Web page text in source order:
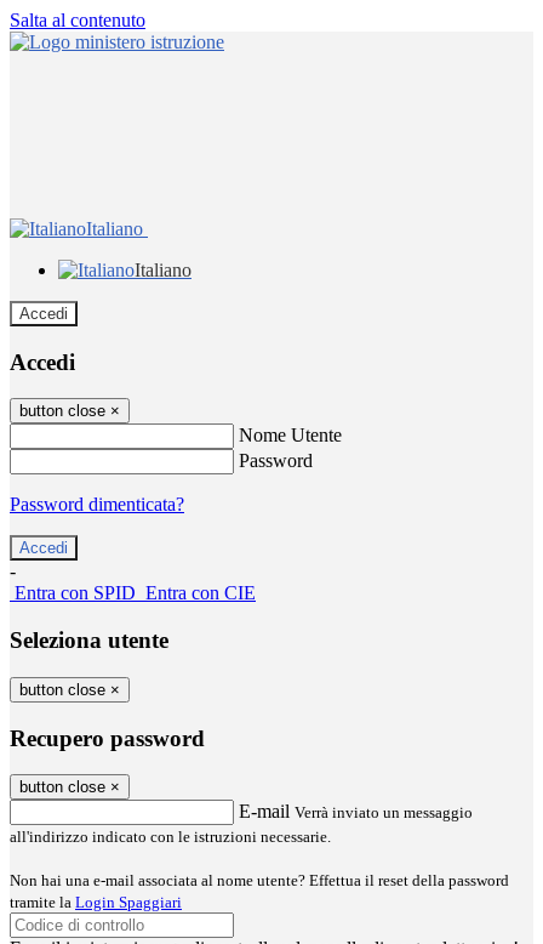
Salta al contenuto
Italiano
Italiano
Accedi
Accedi
button close ×
Nome Utente
Password
Password dimenticata?
-
Entra con SPID Entra con CIE
Seleziona utente
button close ×
Recupero password
button close ×
E-mail Verrà inviato un messaggio
all'indirizzo indicato con le istruzioni necessarie.
Non hai una e-mail associata al nome utente? Effettua il reset della password
tramite la Login Spaggiari